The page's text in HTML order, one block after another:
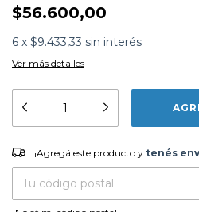
$56.600,00
6 x $9.433,33 sin interés
Ver más detalles
¡Agregá este producto y
Entregas para el CP:
¡Agregá este producto y tenés
Formato:
Editorial:
Amat
Encuadernación:Tapa Blanda
ISBN:9788419341297
N°Páginas: 160
Fecha Publicación:
Sinópsis